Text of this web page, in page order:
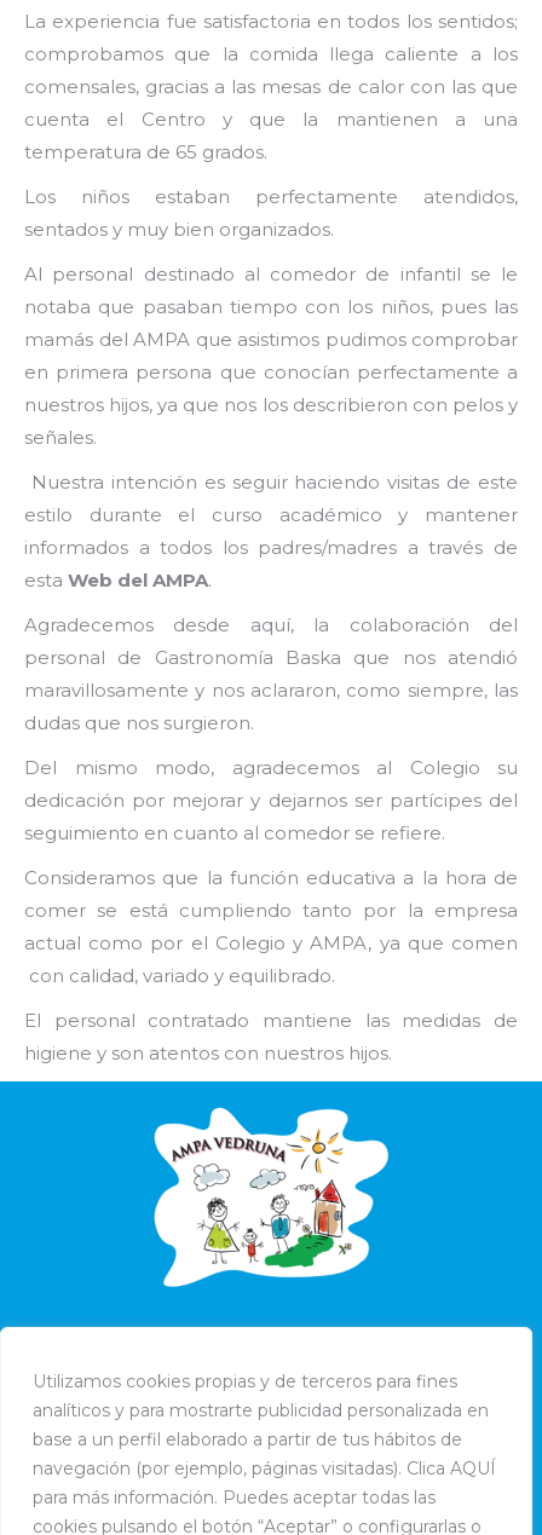
Utilizamos cookies propias y de terceros para fines
analíticos y para mostrarte publicidad personalizada en
base a un perfil elaborado a partir de tus hábitos de
navegación (por ejemplo, páginas visitadas). Clica AQUÍ
para más información. Puedes aceptar todas las
cookies pulsando el botón “Aceptar” o configurarlas o
La experiencia fue satisfactoria en todos los sentidos;
comprobamos que la comida llega caliente a los
comensales, gracias a las mesas de calor con las que
cuenta el Centro y que la mantienen a una
temperatura de 65 grados.
Los niños estaban perfectamente atendidos,
sentados y muy bien organizados.
Al personal destinado al comedor de infantil se le
notaba que pasaban tiempo con los niños, pues las
mamás del AMPA que asistimos pudimos comprobar
en primera persona que conocían perfectamente a
nuestros hijos, ya que nos los describieron con pelos y
señales.
Nuestra intención es seguir haciendo visitas de este
estilo durante el curso académico y mantener
informados a todos los padres/madres a través de
esta Web del AMPA.
Agradecemos desde aquí, la colaboración del
personal de Gastronomía Baska que nos atendió
maravillosamente y nos aclararon, como siempre, las
dudas que nos surgieron.
Del mismo modo, agradecemos al Colegio su
dedicación por mejorar y dejarnos ser partícipes del
seguimiento en cuanto al comedor se refiere.
Consideramos que la función educativa a la hora de
comer se está cumpliendo tanto por la empresa
actual como por el Colegio y AMPA, ya que comen
con calidad, variado y equilibrado.
El personal contratado mantiene las medidas de
higiene y son atentos con nuestros hijos.